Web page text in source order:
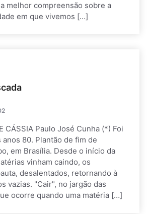
melhor compreensão sobre a
em que vivemos […]
CÁSSIA Paulo José Cunha (*) Foi
80. Plantão de fim de
em Brasília. Desde o início da
vinham caindo, os
desalentados, retornando à
vazias. "Cair", no jargão das
ocorre quando uma matéria […]